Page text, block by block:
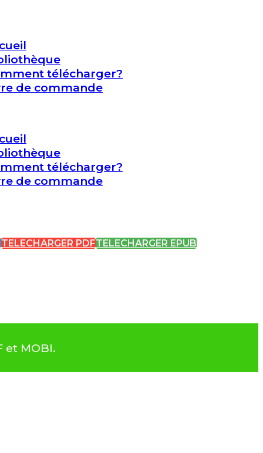
télécharger?
de commande
télécharger?
de commande
TELECHARGER PDFTELECHARGER EPUB
et MOBI.